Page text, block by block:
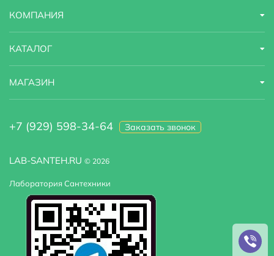
LAB-SANTEH.RU © 2026
Лаборатория Сантехники
КОМПАНИЯ
КАТАЛОГ
МАГАЗИН
+7 (929) 598-34-64 Заказать звонок